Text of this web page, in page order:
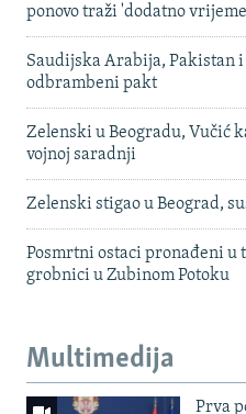
ponovo traži 'dodatno
Saudijska Arabija, Pakistan
odbrambeni pakt
Zelenski u Beogradu, Vučić
vojnoj saradnji
Zelenski stigao u Beograd,
Posmrtni ostaci pronađeni u
grobnici u Zubinom Potoku
Multimedija
Prva